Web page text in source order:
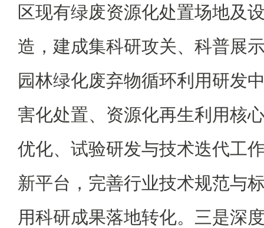
区现有绿废资源化处置场地及
造，建成集科研攻关、科普展
园林绿化废弃物循环利用研发
害化处置、资源化再生利用核
优化、试验研发与技术迭代工
新平台，完善行业技术规范与
用科研成果落地转化。三是深